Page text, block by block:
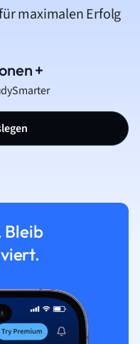
maximalen Erfolg
+
Bleib